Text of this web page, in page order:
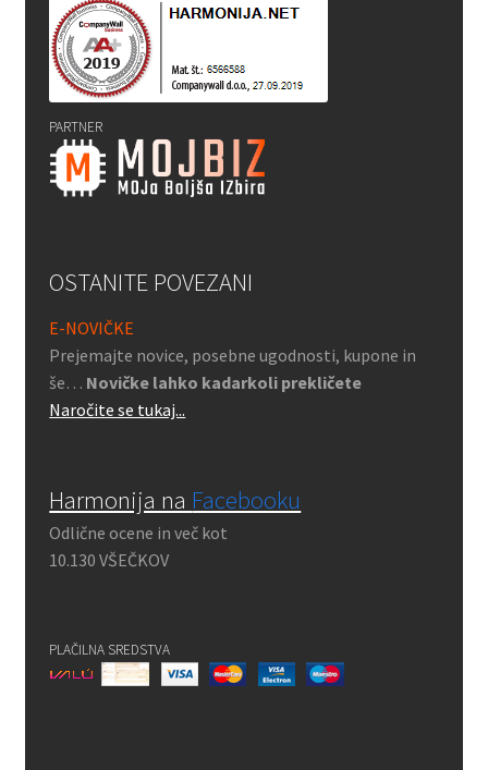
PARTNER
OSTANITE POVEZANI
E-NOVIČKE
Prejemajte novice, posebne ugodnosti, kupone in
še… Novičke lahko kadarkoli prekličete
Naročite se tukaj...
Harmonija na Facebooku
Odlične ocene in več kot
10.130 VŠEČKOV
PLAČILNA SREDSTVA